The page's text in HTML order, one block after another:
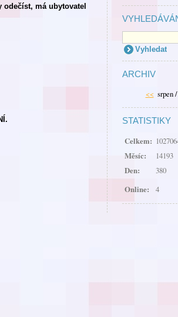
ARCHIV
<< srpen
STATISTIKY
Online: 4
Celkem:
Měsíc:
14193
Den:
380
má ubytovatel